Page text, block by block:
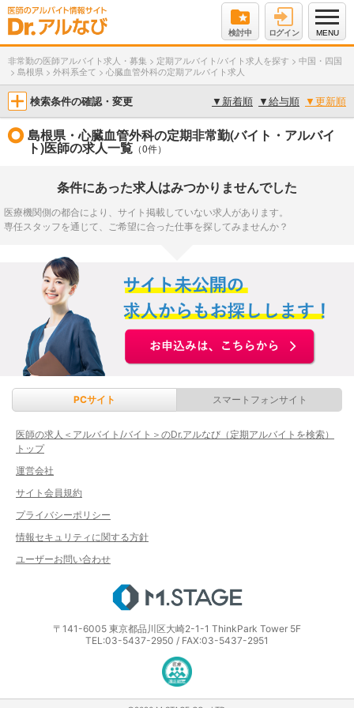
検討中 ログイン MENU
非常勤の医師アルバイト求人・募集 > 定期アルバイト/バイト求人を探す > 中国・四国
> 島根県 > 外科系全て > 心臓血管外科の定期アルバイト求人
検索条件の確認・変更 ▼ 新着順 ▼給与順 ▼更新順
島根県・心臓血管外科の定期非常勤(バイト・アルバイ
ト)医師の求人一覧 （0件）
条件にあった求人はみつかりませんでした
医療機関側の都合により、サイト掲載していない求人があります。
専任スタッフを通じて、ご希望に合った仕事を探してみませんか？
PCサイト スマートフォンサイト
医師の求人＜アルバイト/バイト＞のDr.アルなび（定期アルバイトを検索）
トップ
運営会社
サイト会員規約
プライバシーポリシー
情報セキュリティに関する方針
ユーザーお問い合わせ
〒141-6005 東京都品川区大崎2-1-1 ThinkPark Tower 5F
TEL:03-5437-2950 / FAX:03-5437-2951